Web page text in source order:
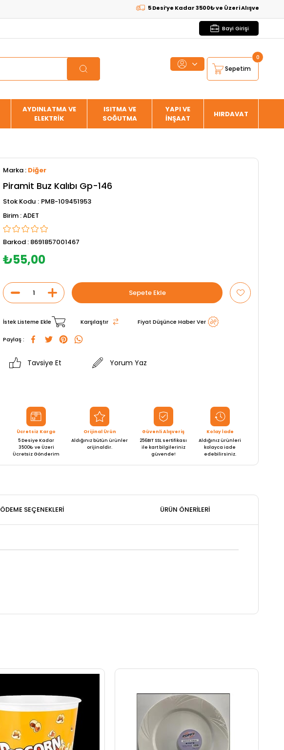
5 Desi’ye Kadar 3500₺ ve Üzeri Alışverişlerde
Bayi Girişi
Sepetim
0
AYDINLATMA VE
ELEKTRİK
ISITMA VE
SOĞUTMA
YAPI VE
İNŞAAT
HIRDAVAT
Marka : Diğer
Piramit Buz Kalıbı Gp-146
Stok Kodu
PMB-109451953
ADET
Barkod : 8691857001467
₺55,00
İstek Listeme Ekle Karşılaştır Fiyat Düşünce Haber Ver
Paylaş :
Tavsiye Et Yorum Yaz
Ücretsiz Kargo
5 Desiye Kadar
3500₺ ve Üzeri
Ücretsiz Gönderim
Orijinal Ürün
Aldığınız bütün ürünler
orijinaldir.
Güvenli Alışveriş
256BIT SSL sertifikası
ile kart bilgileriniz
güvende!
Kolay İade
Aldığınız ürünleri
kolayca iade
edebilirsiniz.
ÖDEME SEÇENEKLERI ÜRÜN ÖNERILERI